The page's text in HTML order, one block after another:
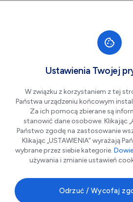
Spektakl:
„Twoja wina” to spektakl
Ustawienia Twojej
W związku z korzystaniem z tej
Państwa urządzeniu końcowym
Za ich pomocą zbierane są
stanowić dane osobowe. Klikając
Państwo zgodę na zastosowanie
Klikając „USTAWIENIA” wyrażają
wybrane przez siebie kategorie.
używania i zmianie ustawień
Odrzuć / Wycofaj